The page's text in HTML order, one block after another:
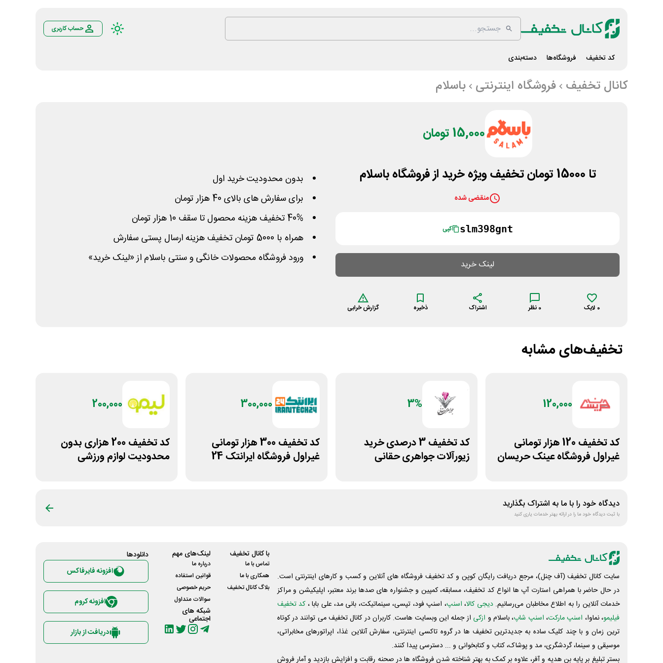
حساب کاربری
کد تخفیف فروشگاه‌ها دسته‌بندی
کانال تخفیف فروشگاه اینترنتی باسلام
15,000 تومان
تا 15000 تومان تخفیف ویژه خرید از فروشگاه باسلام
منقضی شده
slm398gnt کپی
لینک خرید
0 لایک 0 نظر اشتراک ذخیره گزارش خرابی
بدون محدودیت خرید اول
برای سفارش های بالای 40 هزار تومان
40% تخفیف هزینه محصول تا سقف 10 هزار تومان
همراه با 5000 تومان تخفیف هزینه ارسال پستی سفارش
ورود فروشگاه محصولات خانگی و سنتی باسلام از «لینک خرید»
تخفیف‌های مشابه
120,000
کد تخفیف 120 هزار تومانی
غیراول فروشگاه عینک حریسان
3%
کد تخفیف 3 درصدی خرید
زیورآلات جواهری حقانی
300,000
کد تخفیف 300 هزار تومانی
غیراول فروشگاه ایرانتک 24
200,000
کد تخفیف 200 هزاری بدون
محدودیت لوازم ورزشی
دیدگاه خود را با ما به اشتراک بگذارید
با ثبت دیدگاه خود ما را در ارائه بهتر خدمات یاری کنید
سایت کانال تخفیف (آف چنل)، مرجع دریافت رایگان کوپن و کد تخفیف فروشگاه های آنلاین و کسب و‌ کارهای اینترنتی است.
در حال حاضر با همراهی استارت آپ ها انواع کد تخفیف، مسابقه، کمپین و جشنواره های صدها برند معتبر، اپلیکیشن و مراکز
خدمات آنلاین را به اطلاع مخاطبان می‌رسانیم. دیجی کالا، اسنپ، اسنپ فود، تپسی، سینماتیکت، بانی مد، علی‌ بابا ، کد تخفیف
فیلیمو، نماوا، اسنپ مارکت، اسنپ شاپ، باسلام و ازکی از جمله این وبسایت ‌هاست. کاربران در کانال تخفیف می توانند در کوتاه
ترین زمان و با چند کلیک ساده به جدیدترین تخفیف ها در گروه تاکسی اینترنتی، سفارش آنلاین غذا، اپراتورهای مخابراتی،
موسیقی و سینما، گردشگری، مد و پوشاک، کتاب و کتابخوانی و ... دسترسی پیدا کنند.
بستر تبلیغ بر پایه بن هدیه و آفر، علاوه بر کمک به بهتر شناخته شدن فروشگاه ها در صحنه رقابت و افزایش بازدید و آمار فروش
با کانال تخفیف
تماس با ما
همکاری با ما
بلاگ کانال تخفیف
لینک‌های مهم
درباره ما
قوانین استفاده
حریم خصوصی
سوالات متداول
شبکه های
اجتماعی
دانلود‌ها
افزونه فایرفاکس
افزونه کروم
دریافت از بازار